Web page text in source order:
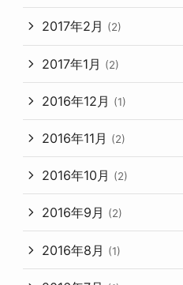
2017年2月 (2)
2017年1月 (2)
2016年12月 (1)
2016年11月 (2)
2016年10月 (2)
2016年9月 (2)
2016年8月 (1)